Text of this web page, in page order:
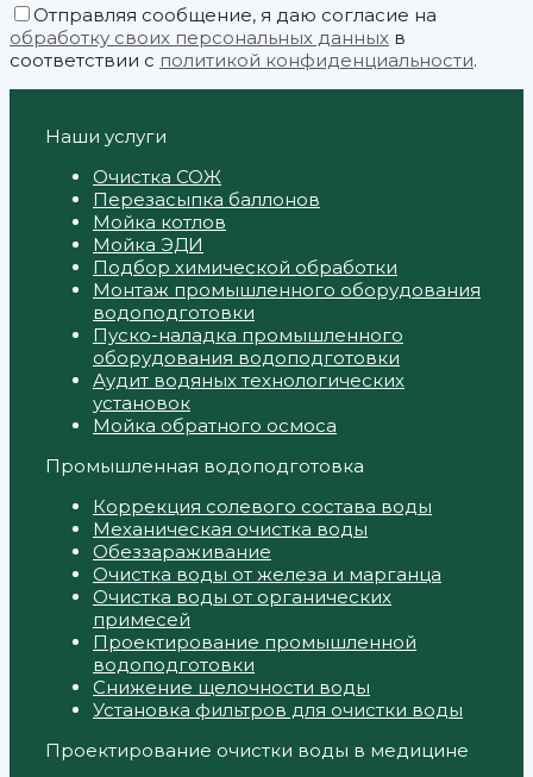
Отправляя сообщение, я даю согласие на
обработку своих персональных данных в
соответствии с политикой конфиденциальности.
Наши услуги
Очистка СОЖ
Перезасыпка баллонов
Мойка котлов
Мойка ЭДИ
Подбор химической обработки
Монтаж промышленного оборудования
водоподготовки
Пуско-наладка промышленного
оборудования водоподготовки
Аудит водяных технологических
установок
Мойка обратного осмоса
Промышленная водоподготовка
Коррекция солевого состава воды
Механическая очистка воды
Обеззараживание
Очистка воды от железа и марганца
Очистка воды от органических
примесей
Проектирование промышленной
водоподготовки
Снижение щелочности воды
Установка фильтров для очистки воды
Проектирование очистки воды в медицине